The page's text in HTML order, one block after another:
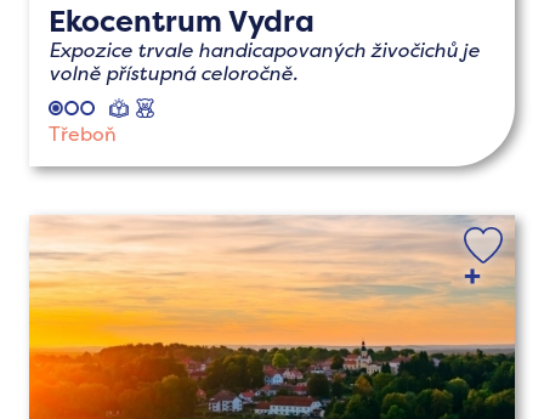
Ekocentrum Vydra
Expozice trvale handicapovaných živočichů je
volně přístupná celoročně.
naučné
Třeboň